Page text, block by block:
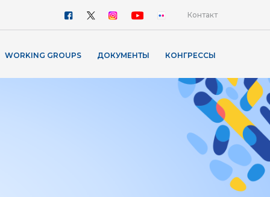
Контакт
WORKING GROUPS ДОКУМЕНТЫ КОНГРЕССЫ